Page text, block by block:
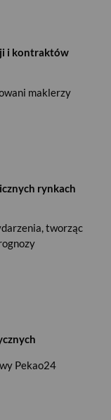
i kontraktów
maklerzy
rynkach
tworząc
Pekao24